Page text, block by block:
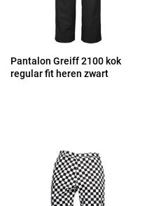
Pantalon Greiff 2100 kok
regular fit heren zwart